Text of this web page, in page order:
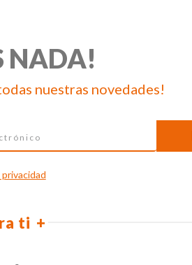
NADA!
nuestras novedades!
ti